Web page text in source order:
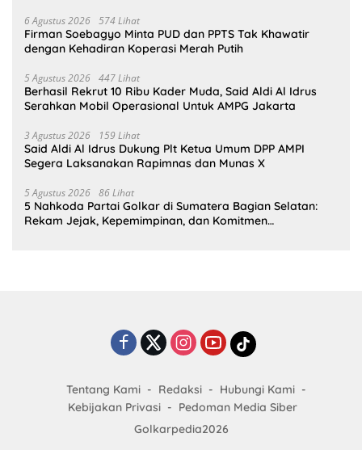
6 Agustus 2026 574 Lihat
Firman Soebagyo Minta PUD dan PPTS Tak Khawatir
dengan Kehadiran Koperasi Merah Putih
5 Agustus 2026 447 Lihat
Berhasil Rekrut 10 Ribu Kader Muda, Said Aldi Al Idrus
Serahkan Mobil Operasional Untuk AMPG Jakarta
3 Agustus 2026 159 Lihat
Said Aldi Al Idrus Dukung Plt Ketua Umum DPP AMPI
Segera Laksanakan Rapimnas dan Munas X
5 Agustus 2026 86 Lihat
5 Nahkoda Partai Golkar di Sumatera Bagian Selatan:
Rekam Jejak, Kepemimpinan, dan Komitmen
Tentang Kami Redaksi
Hubungi Kami
Kebijakan Privasi
Pedoman Media Siber
Golkarpedia2026